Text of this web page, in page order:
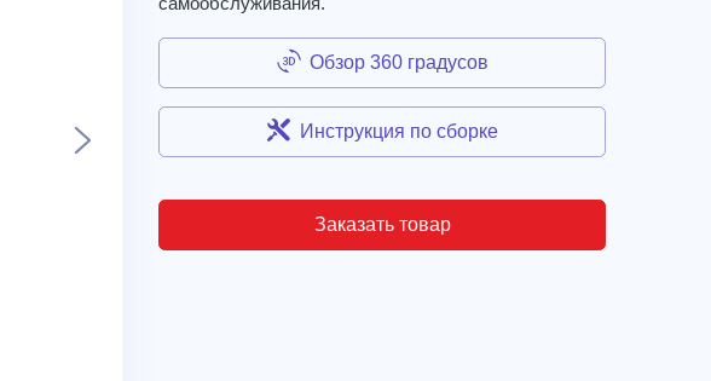
Обзор 360 градусов
Инструкция по сборке
Заказать товар